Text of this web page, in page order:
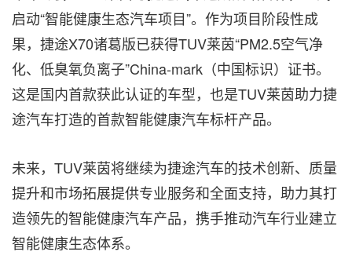
启动“智能健康生态汽车项目”。作为项目阶段性成
果，捷途X70诸葛版已获得TUV莱茵“PM2.5空气净
化、低臭氧负离子”China-mark（中国标识）证书。
这是国内首款获此认证的车型，也是TUV莱茵助力捷
途汽车打造的首款智能健康汽车标杆产品。
未来，TUV莱茵将继续为捷途汽车的技术创新、质量
提升和市场拓展提供专业服务和全面支持，助力其打
造领先的智能健康汽车产品，携手推动汽车行业建立
智能健康生态体系。